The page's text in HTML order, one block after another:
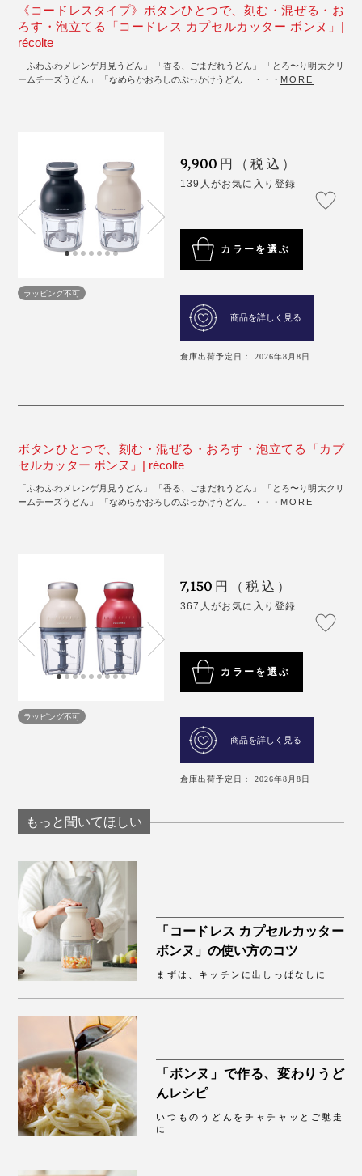
《コードレスタイプ》ボタンひとつで、刻む・混ぜる・お
ろす・泡立てる「コードレス カプセルカッター ボンヌ」|
récolte
「ふわふわメレンゲ月見うどん」 「香る、ごまだれうどん」 「とろ〜り明太クリ
ームチーズうどん」 「なめらかおろしのぶっかけうどん」 ・・・ MORE
ラッピング不可
9,900 円（税込）
139人がお気に入り登録
カラーを選ぶ
商品を詳しく見る
倉庫出荷予定日： 2026年8月8日
ボタンひとつで、刻む・混ぜる・おろす・泡立てる「カプ
セルカッター ボンヌ」| récolte
「ふわふわメレンゲ月見うどん」 「香る、ごまだれうどん」 「とろ〜り明太クリ
ームチーズうどん」 「なめらかおろしのぶっかけうどん」 ・・・ MORE
ラッピング不可
7,150 円（税込）
367人がお気に入り登録
カラーを選ぶ
商品を詳しく見る
倉庫出荷予定日： 2026年8月8日
もっと聞いてほしい
「コードレス カプセルカッター
ボンヌ」の使い方のコツ
まずは、キッチンに出しっぱなしに
「ボンヌ」で作る、変わりうど
んレシピ
いつものうどんをチャチャッとご馳走
に